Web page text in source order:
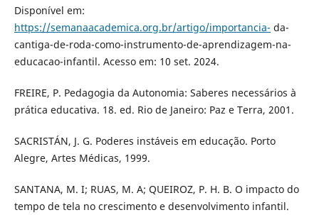
Disponível em:
https://semanaacademica.org.br/artigo/importancia- da-
cantiga-de-roda-como-instrumento-de-aprendizagem-na-
educacao-infantil. Acesso em: 10 set. 2024.
FREIRE, P. Pedagogia da Autonomia: Saberes necessários à
prática educativa. 18. ed. Rio de Janeiro: Paz e Terra, 2001.
SACRISTÁN, J. G. Poderes instáveis em educação. Porto
Alegre, Artes Médicas, 1999.
SANTANA, M. I; RUAS, M. A; QUEIROZ, P. H. B. O impacto do
tempo de tela no crescimento e desenvolvimento infantil.